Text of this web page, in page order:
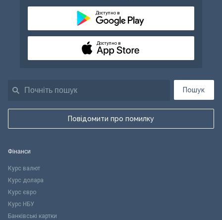
Пошук
Повідомити про помилку
Доступно в
Доступно в
Фінанси
Курс валют
Курс долара
Курс євро
Курс НБУ
Банківські картки